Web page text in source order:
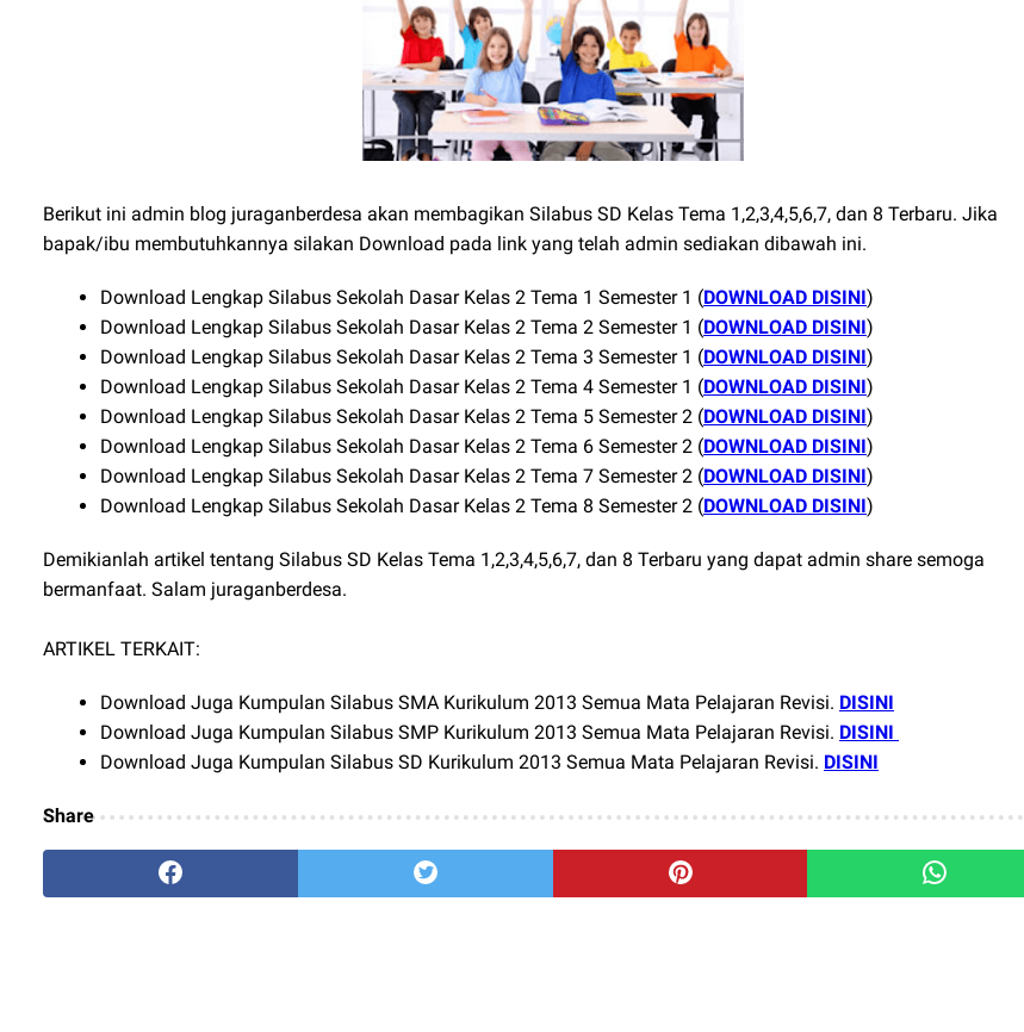
Berikut ini admin blog juraganberdesa akan membagikan Silabus SD Kelas Tema 1,2,3,4,5,6,7, dan 8 Terbaru. Jika
bapak/ibu membutuhkannya silakan Download pada link yang telah admin sediakan dibawah ini.
Download Lengkap Silabus Sekolah Dasar Kelas 2 Tema 1 Semester 1 (DOWNLOAD DISINI)
Download Lengkap Silabus Sekolah Dasar Kelas 2 Tema 2 Semester 1 (DOWNLOAD DISINI)
Download Lengkap Silabus Sekolah Dasar Kelas 2 Tema 3 Semester 1 (DOWNLOAD DISINI)
Download Lengkap Silabus Sekolah Dasar Kelas 2 Tema 4 Semester 1 (DOWNLOAD DISINI)
Download Lengkap Silabus Sekolah Dasar Kelas 2 Tema 5 Semester 2 (DOWNLOAD DISINI)
Download Lengkap Silabus Sekolah Dasar Kelas 2 Tema 6 Semester 2 (DOWNLOAD DISINI)
Download Lengkap Silabus Sekolah Dasar Kelas 2 Tema 7 Semester 2 (DOWNLOAD DISINI)
Download Lengkap Silabus Sekolah Dasar Kelas 2 Tema 8 Semester 2 (DOWNLOAD DISINI)
Demikianlah artikel tentang Silabus SD Kelas Tema 1,2,3,4,5,6,7, dan 8 Terbaru yang dapat admin share semoga
bermanfaat. Salam juraganberdesa.
ARTIKEL TERKAIT:
Download Juga Kumpulan Silabus SMA Kurikulum 2013 Semua Mata Pelajaran Revisi. DISINI
Download Juga Kumpulan Silabus SMP Kurikulum 2013 Semua Mata Pelajaran Revisi. DISINI
Download Juga Kumpulan Silabus SD Kurikulum 2013 Semua Mata Pelajaran Revisi. DISINI
Share